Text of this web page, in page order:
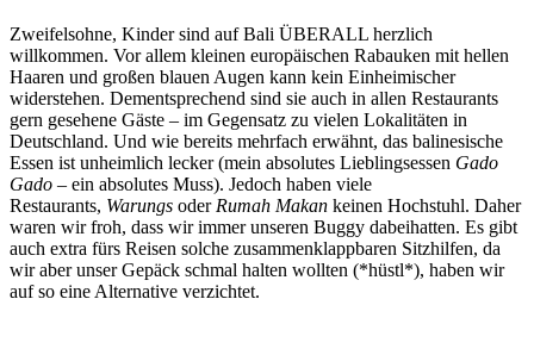
Zweifelsohne, Kinder sind auf Bali ÜBERALL herzlich
willkommen. Vor allem kleinen europäischen Rabauken mit hellen
Haaren und großen blauen Augen kann kein Einheimischer
widerstehen. Dementsprechend sind sie auch in allen Restaurants
gern gesehene Gäste – im Gegensatz zu vielen Lokalitäten in
Deutschland. Und wie bereits mehrfach erwähnt, das balinesische
Essen ist unheimlich lecker (mein absolutes Lieblingsessen Gado
Gado – ein absolutes Muss). Jedoch haben viele
Restaurants, Warungs oder Rumah Makan keinen Hochstuhl. Daher
waren wir froh, dass wir immer unseren Buggy dabeihatten. Es gibt
auch extra fürs Reisen solche zusammenklappbaren Sitzhilfen, da
wir aber unser Gepäck schmal halten wollten (*hüstl*), haben wir
auf so eine Alternative verzichtet.